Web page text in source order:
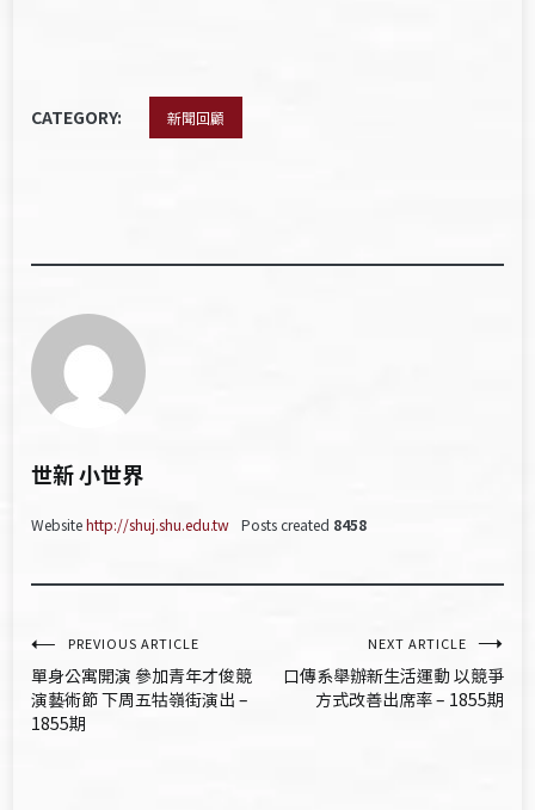
CATEGORY: 新聞回顧
世新 小世界
Websitehttp://shuj.shu.edu.tw Posts created 8458
文
章
導
PREVIOUS ARTICLE
單身公寓開演 參加青年才俊競
演藝術節 下周五牯嶺街演出 –
1855期
NEXT ARTICLE
口傳系舉辦新生活運動 以競爭
方式改善出席率 – 1855期